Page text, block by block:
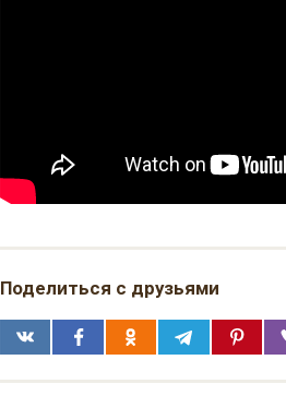
Поделиться с друзьями